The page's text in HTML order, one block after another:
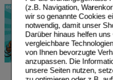
(z.B. Navigation,
wir so genannte Cookies
notwendig, damit unser
Darüber hinaus helfen
vergleichbare
von Ihnen bevorzugte
anzupassen. Die
unsere Seiten nutzen,